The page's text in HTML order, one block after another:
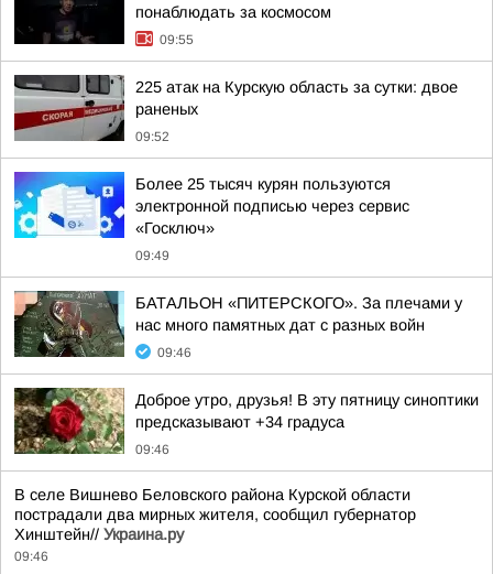
понаблюдать за космосом
09:55
225 атак на Курскую область за сутки: двое
раненых
09:52
Более 25 тысяч курян пользуются
электронной подписью через сервис
«Госключ»
09:49
БАТАЛЬОН «ПИТЕРСКОГО». За плечами у
нас много памятных дат с разных войн
09:46
Доброе утро, друзья! В эту пятницу синоптики
предсказывают +34 градуса
09:46
В селе Вишнево Беловского района Курской области
пострадали два мирных жителя, сообщил губернатор
Хинштейн// Украина.ру
09:46